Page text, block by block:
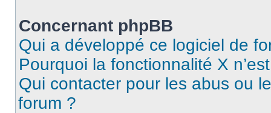
Concernant phpBB
Qui a développé ce logiciel de
Pourquoi la fonctionnalité X
Qui contacter pour les abus ou
forum ?